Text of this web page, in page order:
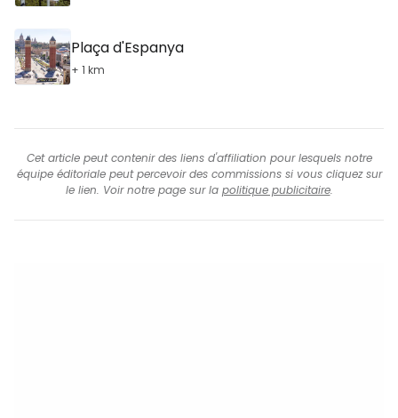
Plaça d'Espanya
+ 1 km
Cet article peut contenir des liens d'affiliation pour lesquels notre
équipe éditoriale peut percevoir des commissions si vous cliquez sur
le lien. Voir notre page sur la politique publicitaire.